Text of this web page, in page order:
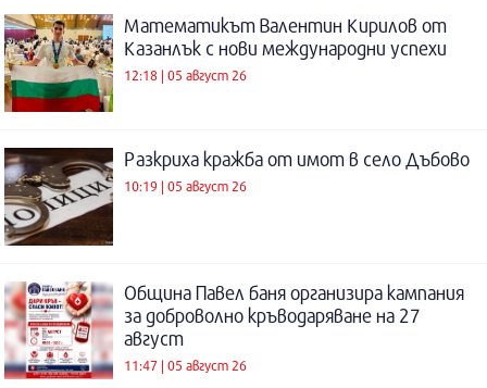
Математикът Валентин Кирилов от
Казанлък с нови международни успехи
12:18 | 05 август 26
Разкриха кражба от имот в село Дъбово
10:19 | 05 август 26
Община Павел баня организира кампания
за доброволно кръводаряване на 27
август
11:47 | 05 август 26